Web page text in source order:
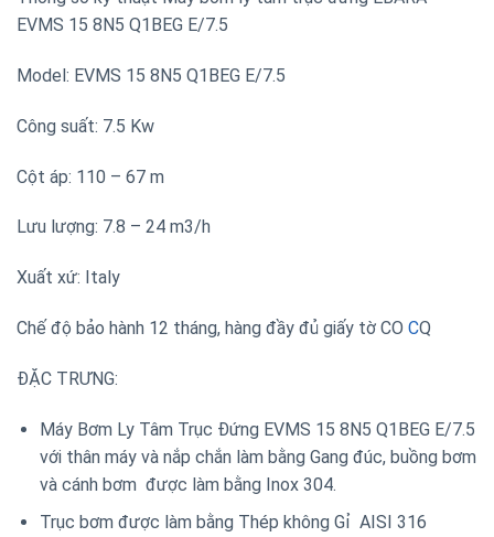
EVMS 15 8N5 Q1BEG E/7.5
Model: EVMS 15 8N5 Q1BEG E/7.5
Công suất: 7.5 Kw
Cột áp: 110 – 67 m
Lưu lượng: 7.8 – 24 m3/h
Xuất xứ: Italy
Chế độ bảo hành 12 tháng, hàng đầy đủ giấy tờ CO CQ
ĐẶC TRƯNG:
Máy Bơm Ly Tâm Trục Đứng EVMS 15 8N5 Q1BEG E/7.5
với thân máy và nắp chắn làm bằng Gang đúc, buồng bơm
và cánh bơm được làm bằng Inox 304.
Trục bơm được làm bằng Thép không Gỉ AISI 316